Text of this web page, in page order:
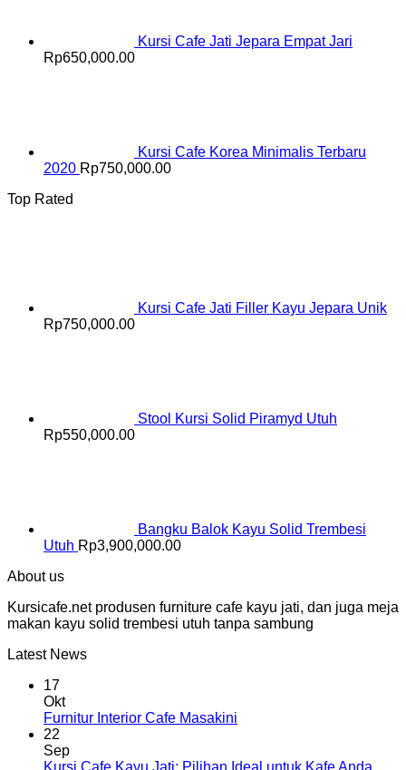
Kursi Cafe Jati Jepara Empat Jari
Rp650,000.00
Kursi Cafe Korea Minimalis Terbaru
2020 Rp750,000.00
Top Rated
Kursi Cafe Jati Filler Kayu Jepara Unik
Rp750,000.00
Stool Kursi Solid Piramyd Utuh
Rp550,000.00
Bangku Balok Kayu Solid Trembesi
Utuh Rp3,900,000.00
About us
Kursicafe.net produsen furniture cafe kayu jati, dan juga meja
makan kayu solid trembesi utuh tanpa sambung
Latest News
17
Okt
Furnitur Interior Cafe Masakini
22
Sep